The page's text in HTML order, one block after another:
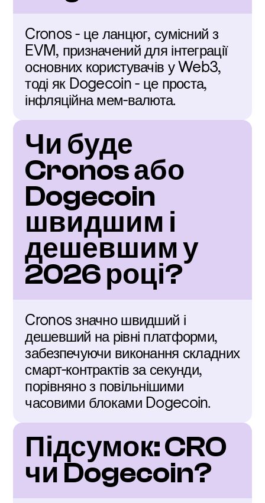
Cronos - це ланцюг, сумісний з
EVM, призначений для інтеграції
основних користувачів у Web3,
тоді як Dogecoin - це проста,
інфляційна мем-валюта.
Чи буде
Cronos або
Dogecoin
швидшим і
дешевшим у
2026 році?
Cronos значно швидший і
дешевший на рівні платформи,
забезпечуючи виконання складних
смарт-контрактів за секунди,
порівняно з повільнішими
часовими блоками Dogecoin.
Підсумок: CRO
чи Dogecoin?